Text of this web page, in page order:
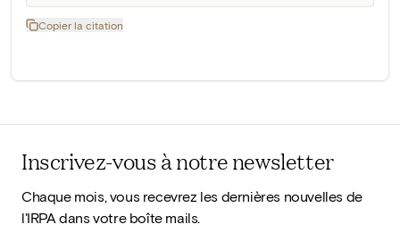
Copier la citation
Inscrivez-vous à notre newsletter
Chaque mois, vous recevrez les dernières nouvelles de
l'IRPA dans votre boîte mails.